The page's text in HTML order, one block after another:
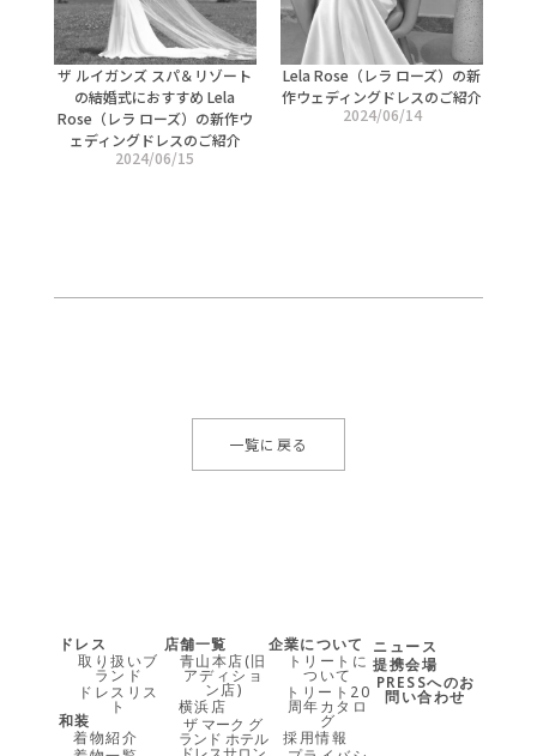
ザ ルイガンズ スパ＆リゾート
の結婚式におすすめ Lela
Rose（レラ ローズ）の新作ウ
ェディングドレスのご紹介
2024/06/15
Lela Rose（レラ ローズ）の新
作ウェディングドレスのご紹介
2024/06/14
一覧に戻る
ドレス
取り扱いブ
ランド
ドレスリス
ト
和装
着物紹介
店舗一覧
青山本店(旧
アディショ
ン店)
横浜店
ザ マーク グ
ランド ホテル
企業について
トリートに
ついて
トリート20
周年カタロ
グ
採用情報
ニュース
提携会場
PRESSへのお
問い合わせ